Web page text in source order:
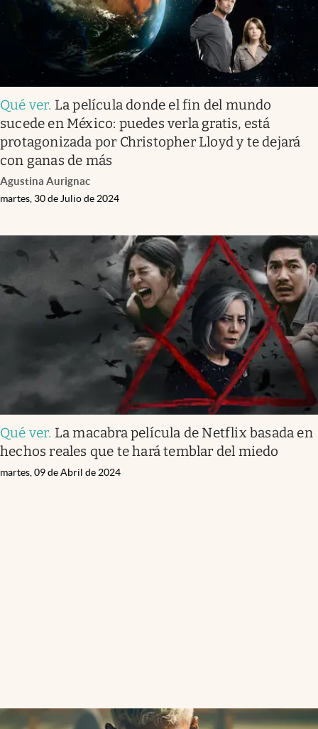
Qué ver. La película donde el fin del mundo
sucede en México: puedes verla gratis, está
protagonizada por Christopher Lloyd y te dejará
con ganas de más
Agustina Aurignac
martes, 30 de Julio de 2024
Qué ver. La macabra película de Netflix basada en
hechos reales que te hará temblar del miedo
martes, 09 de Abril de 2024